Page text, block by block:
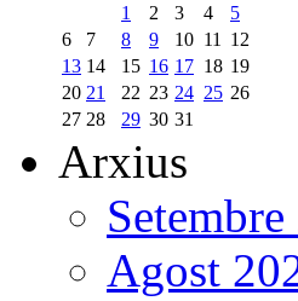
1
2 3 4
5
6
7 8 9 10 11
12
13 14 15 16 17 18 19
20 21 22 23 24 25 26
27 28 29 30 31
Arxius
Agost